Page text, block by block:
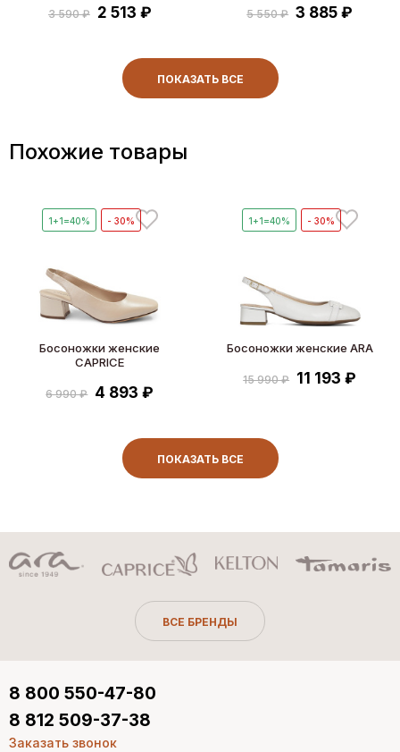
3 590 ₽ 2 513 ₽ 5 550 ₽ 3 885 ₽
ПОКАЗАТЬ ВСЕ
Похожие товары
1+1=40% - 30%
Босоножки женские
CAPRICE
6 990 ₽ 4 893 ₽
1+1=40% - 30%
Босоножки женские ARA
15 990 ₽ 11 193 ₽
ПОКАЗАТЬ ВСЕ
ВСЕ БРЕНДЫ
8 800 550-47-80
8 812 509-37-38
Заказать звонок